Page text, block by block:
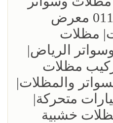
الرياض|0114996351 معرض
مظلات
الرياض|
مظلات
والمظلات|
متحركة|
خشبية